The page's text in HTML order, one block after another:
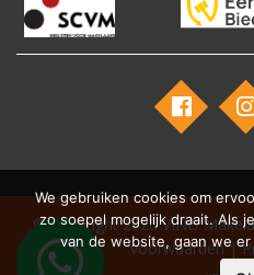
© Copyright 2026VIND
voorwaarden|
We gebruiken cookies om
zo soepel mogelijk draait. Als
van de website, gaan we